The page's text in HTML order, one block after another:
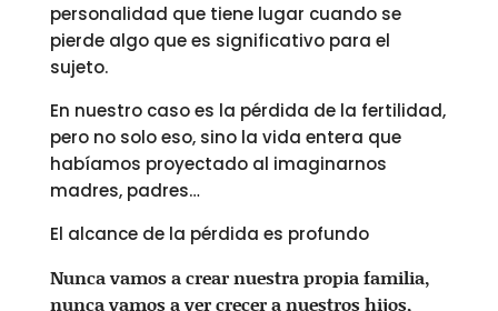
personalidad que tiene lugar cuando se
pierde algo que es significativo para el
sujeto.
En nuestro caso es la pérdida de la fertilidad,
pero no solo eso, sino la vida entera que
habíamos proyectado al imaginarnos
madres, padres…
El alcance de la pérdida es profundo
Nunca vamos a crear nuestra propia familia,
nunca vamos a ver crecer a nuestros hijos,